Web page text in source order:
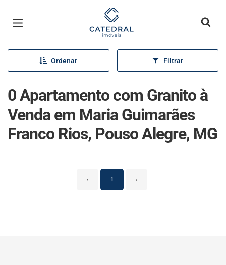
Página inicial
Ordenar Filtrar
0 Apartamento com Granito à
Venda em Maria Guimarães
Franco Rios, Pouso Alegre, MG
‹ 1 ›